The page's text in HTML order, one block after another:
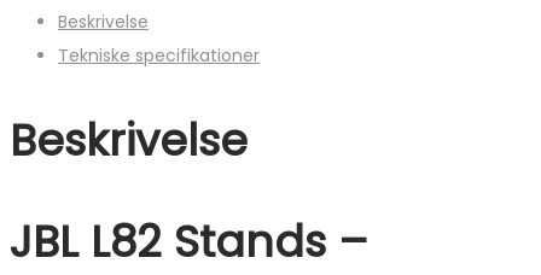
Beskrivelse
Tekniske specifikationer
Beskrivelse
JBL L82 Stands –